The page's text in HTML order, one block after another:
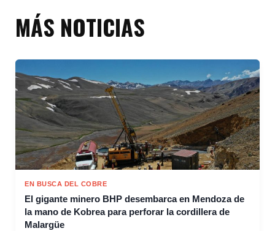
MÁS NOTICIAS
EN BUSCA DEL COBRE
El gigante minero BHP desembarca en Mendoza de
la mano de Kobrea para perforar la cordillera de
Malargüe